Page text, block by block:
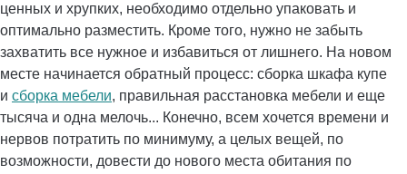
ценных и хрупких, необходимо отдельно упаковать и
оптимально разместить. Кроме того, нужно не забыть
захватить все нужное и избавиться от лишнего. На новом
месте начинается обратный процесс: сборка шкафа купе
и сборка мебели, правильная расстановка мебели и еще
тысяча и одна мелочь... Конечно, всем хочется времени и
нервов потратить по минимуму, а целых вещей, по
возможности, довести до нового места обитания по